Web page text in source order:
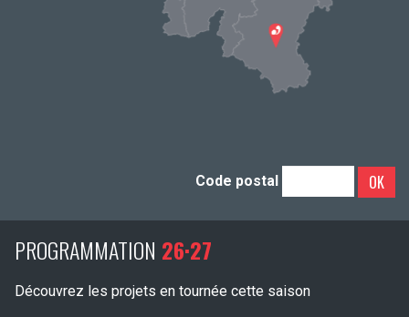
Code postal OK
PROGRAMMATION 26·27
Découvrez les projets en tournée cette saison